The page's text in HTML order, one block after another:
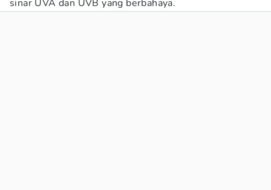
sinar UVA dan UVB yang berbahaya.